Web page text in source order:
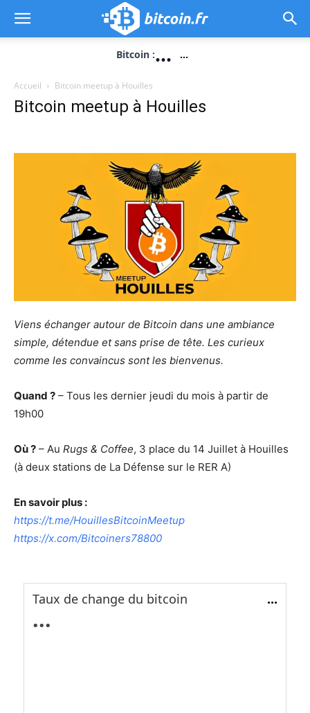
Bitcoin :... ...
Accueil Bitcoin meetup à Houilles
Bitcoin meetup à Houilles
Viens échanger autour de Bitcoin dans une ambiance
simple, détendue et sans prise de tête. Les curieux
comme les convaincus sont les bienvenus.
Quand ? – Tous les dernier jeudi du mois à partir de
19h00
Où ? – Au Rugs & Coffee, 3 place du 14 Juillet à Houilles
(à deux stations de La Défense sur le RER A)
En savoir plus :
https://t.me/HouillesBitcoinMeetup
https://x.com/Bitcoiners78800
Taux de change du bitcoin ...
...